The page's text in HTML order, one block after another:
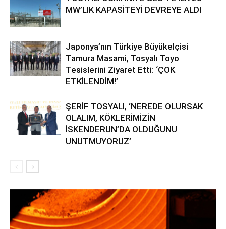
MW’LIK KAPASİTEYİ DEVREYE ALDI
Japonya’nın Türkiye Büyükelçisi
Tamura Masami, Tosyalı Toyo
Tesislerini Ziyaret Etti: ‘ÇOK
ETKİLENDİM!’
ŞERİF TOSYALI, ‘NEREDE OLURSAK
OLALIM, KÖKLERİMİZİN
İSKENDERUN’DA OLDUĞUNU
UNUTMUYORUZ’